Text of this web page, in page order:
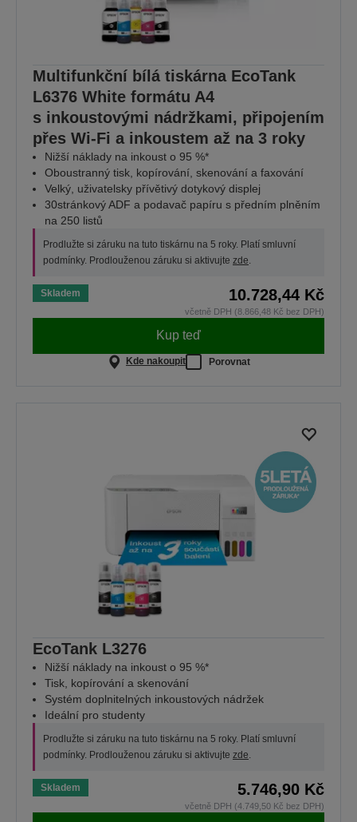
Multifunkční bílá tiskárna EcoTank
L6376 White formátu A4
s inkoustovými nádržkami, připojením
přes Wi-Fi a inkoustem až na 3 roky
Nižší náklady na inkoust o 95 %*
Oboustranný tisk, kopírování, skenování a faxování
Velký, uživatelsky přívětivý dotykový displej
30stránkový ADF a podavač papíru s předním plněním
na 250 listů
Prodlužte si záruku na tuto tiskárnu na 5 roky. Platí smluvní
podmínky. Prodlouženou záruku si aktivujte zde.
Skladem 10.728,44 Kč
včetně DPH (8.866,48 Kč bez DPH)
Kup teď
Kde nakoupit Porovnat
EcoTank L3276
Nižší náklady na inkoust o 95 %*
Tisk, kopírování a skenování
Systém doplnitelných inkoustových nádržek
Ideální pro studenty
Prodlužte si záruku na tuto tiskárnu na 5 roky. Platí smluvní
podmínky. Prodlouženou záruku si aktivujte zde.
Skladem 5.746,90 Kč
včetně DPH (4.749,50 Kč bez DPH)